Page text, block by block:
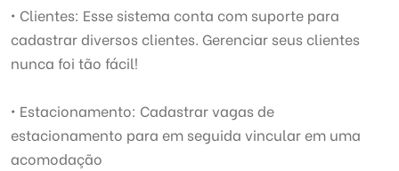
• Clientes: Esse sistema conta com suporte para
cadastrar diversos clientes. Gerenciar seus clientes
nunca foi tão fácil!
• Estacionamento: Cadastrar vagas de
estacionamento para em seguida vincular em uma
acomodação